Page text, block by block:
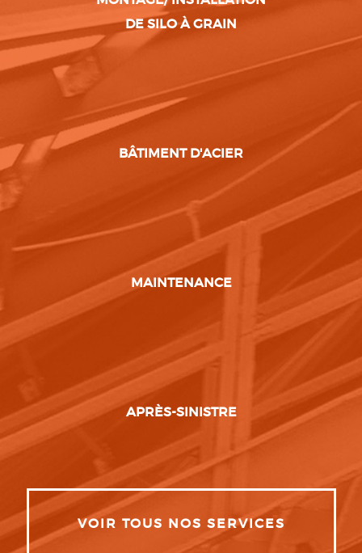
DE SILO À GRAIN
BÂTIMENT D'ACIER
MAINTENANCE
APRÈS-SINISTRE
VOIR TOUS NOS SERVICES